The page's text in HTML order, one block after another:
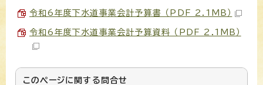
令和6年度下水道事業会計予算書 （PDF 2.1MB）
令和6年度下水道事業会計予算資料 （PDF 2.1MB）
このページに関する 問合せ